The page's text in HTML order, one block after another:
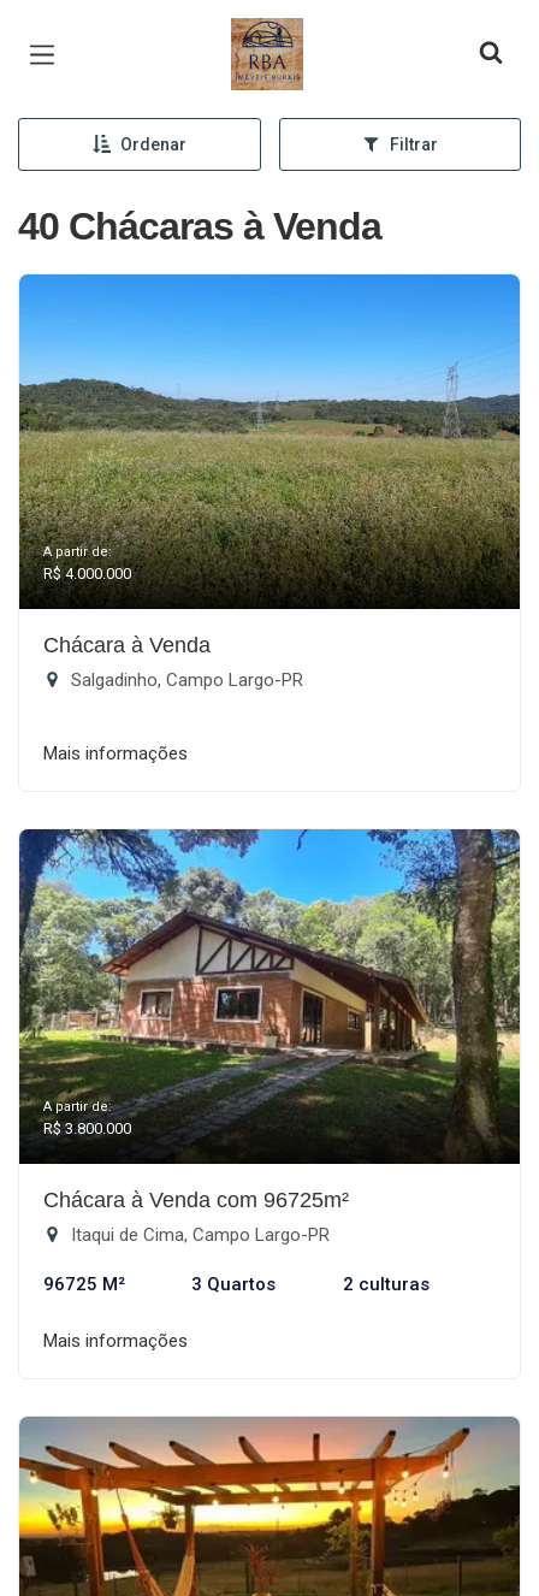
Página inicial
Ordenar Filtrar
40 Chácaras à Venda
A partir de:
R$ 4.000.000
Chácara à Venda
Salgadinho, Campo Largo-PR
Mais informações
A partir de:
R$ 3.800.000
Chácara à Venda com 96725m²
Itaqui de Cima, Campo Largo-PR
96725 M² 3 Quartos 2 culturas
Mais informações